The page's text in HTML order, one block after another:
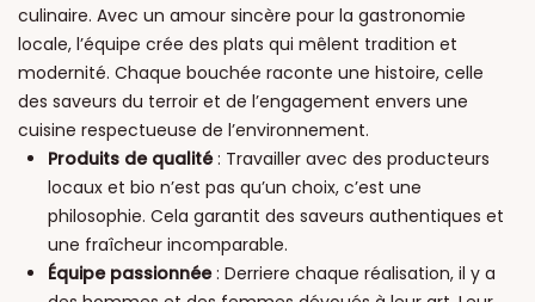
culinaire. Avec un amour sincère pour la gastronomie
locale, l’équipe crée des plats qui mêlent tradition et
modernité. Chaque bouchée raconte une histoire, celle
des saveurs du terroir et de l’engagement envers une
cuisine respectueuse de l’environnement.
Produits de qualité: Travailler avec des producteurs
locaux et bio n’est pas qu’un choix, c’est une
philosophie. Cela garantit des saveurs authentiques et
une fraîcheur incomparable.
Équipe passionnée: Derriere chaque réalisation, il y a